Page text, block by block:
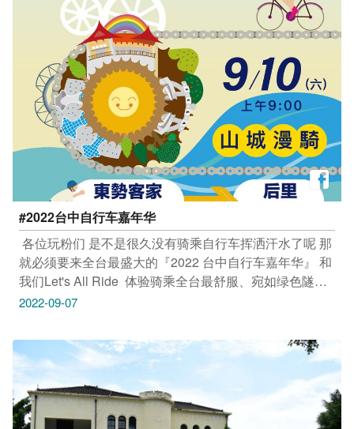
#2022台中自行车嘉年华 ​
​ 各位玩粉们​ 是不是很久没有骑乘自行车挥洒汗水了呢​ 那
就必须要来全台最盛大的『2022 台中自行车嘉年华』​ 和
我们Let's All Ride ️​ 体验骑乘全台最舒服、宛如绿色隧道
的 #东丰自行车绿廊 及 #后丰铁马道​ ​ 完骑还可兑换超值
小米手表等你抽！​ 现场还有舞台表演、精选市集唷​ --------
-----------------​ 骑乘时间：111年9月10日(六) 上午09:00～
11:00​ 骑乘地点：东势客家文化园区-后里马场 (约
14.8KM)​ 报名共骑：https://reurl.cc/GE5Nyp​ -----------------
-----------​ 自行车骑乘活动采事先报名，限额500 位​ 限会骑
2022-09-07